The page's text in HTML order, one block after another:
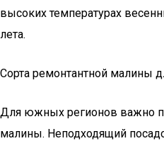
высоких температурах
лета.
Сорта ремонтантной малины
Для южных регионов важно
малины. Неподходящий